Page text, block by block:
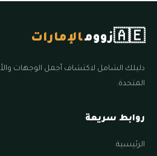
🇦🇪زوومالإمارات
دليلك الشامل لاكتشاف أجمل الوجهات
المتحدة.
روابط سريعة
الرئيسية